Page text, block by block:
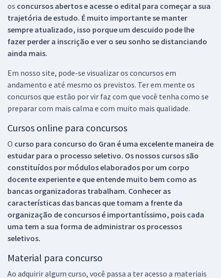
os concursos abertos e acesse o edital para começar a sua
trajetória de estudo. É muito importante se manter
sempre atualizado, isso porque um descuido pode lhe
fazer perder a inscrição e ver o seu sonho se distanciando
ainda mais.
Em nosso site, pode-se visualizar os concursos em
andamento e até mesmo os previstos. Ter em mente os
concursos que estão por vir faz com que você tenha como se
preparar com mais calma e com muito mais qualidade.
Cursos online para concursos
O curso para concurso do Gran é uma excelente maneira de
estudar para o processo seletivo. Os nossos cursos são
constituídos por módulos elaborados por um corpo
docente experiente e que entende muito bem como as
bancas organizadoras trabalham. Conhecer as
características das bancas que tomam a frente da
organização de concursos é importantíssimo, pois cada
uma tem a sua forma de administrar os processos
seletivos.
Material para concurso
Ao adquirir algum curso, você passa a ter acesso a materiais